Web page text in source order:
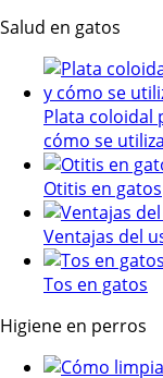
Salud en gatos
Plata coloidal
cómo se utiliza
Otitis en gatos
Ventajas del
Tos en gatos
Higiene en perros